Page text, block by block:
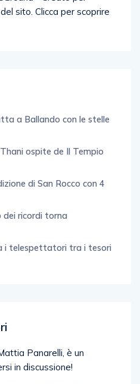
a Ballando con le stelle
ospite de Il Tempio
di San Rocco con 4
dei ricordi torna
i telespettatori tra i tesori
Panarelli, è un
in discussione!